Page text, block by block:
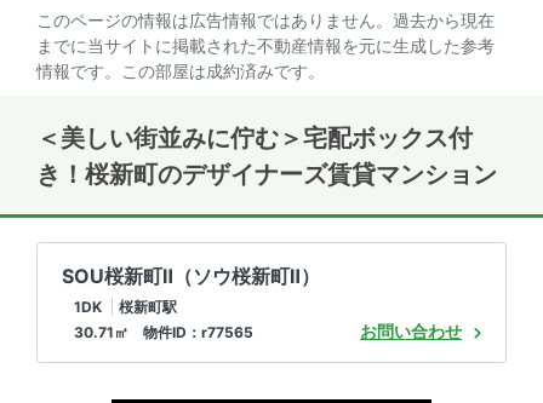
このページの情報は広告情報ではありません。過去から現在
までに当サイトに掲載された不動産情報を元に生成した参考
情報です。この部屋は成約済みです。
＜美しい街並みに佇む＞宅配ボックス付
き！桜新町のデザイナーズ賃貸マンション
SOU桜新町Ⅱ（ソウ桜新町Ⅱ）
1DK
桜新町駅
30.71㎡ 物件ID：r77565
お問い合わせ